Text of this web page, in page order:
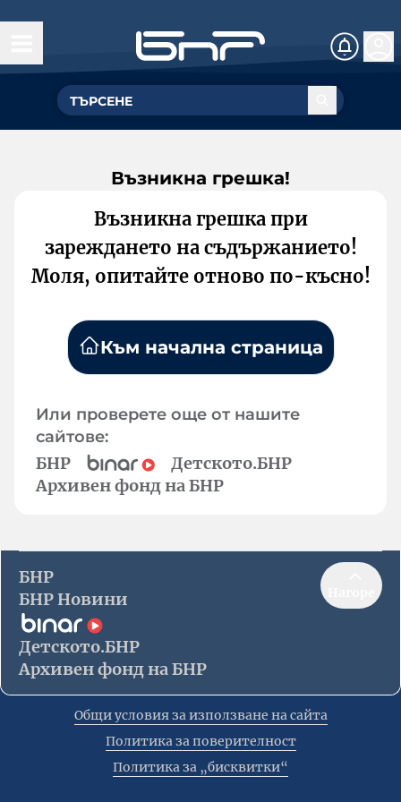
Възникна грешка!
Възникна грешка при
зареждането на съдържанието!
Моля, опитайте отново по-късно!
Към начална страница
Или проверете още от нашите
сайтове:
БНР
Детското.БНР
Архивен фонд на БНР
БНР
БНР Новини
Детското.БНР
Архивен фонд на БНР
Общи условия за използване на сайта
Политика за поверителност
Политика за „бисквитки“